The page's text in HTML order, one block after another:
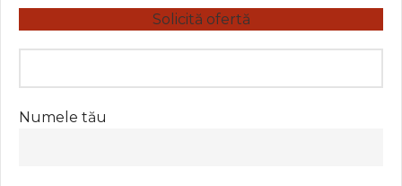
Solicită ofertă
Numele tău